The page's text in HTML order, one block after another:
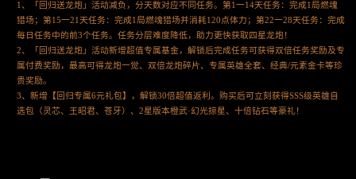
1、「回归送龙炮」活动减负，分天数对应不同任务。第1一14天任务：完成1局燃魂
猎场；第15一21天任务：完成1局燃魂猎场并消耗120点体力；第22一28天任务：完成
每日任务中的前3个任务。任务分层难度降低，助力更快获取四星龙炮！
2、「回归送龙炮」活动新增超值专属基金，解锁后完成任务可获得双倍任务奖励及专
属付费奖励，最高可得龙炮一觉、双倍龙炮碎片、专属英雄全套、经典/元素金卡等珍
贵奖励。
3、新增【回归专属6元礼包】，解锁30倍超值返利。购买后可立刻获得SSS级英雄自
选包（灵芯、王昭君、苍牙）、2星版本橙武·幻光掠星、十倍钻石等豪礼！